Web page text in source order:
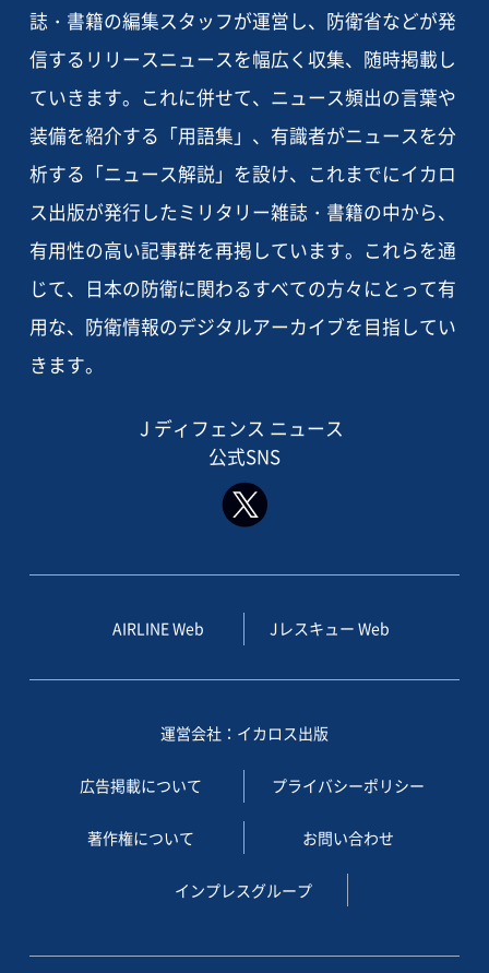
誌・書籍の編集スタッフが運営し、防衛省などが発
信するリリースニュースを幅広く収集、随時掲載し
ていきます。これに併せて、ニュース頻出の言葉や
装備を紹介する「用語集」、有識者がニュースを分
析する「ニュース解説」を設け、これまでにイカロ
ス出版が発行したミリタリー雑誌・書籍の中から、
有用性の高い記事群を再掲しています。これらを通
じて、日本の防衛に関わるすべての方々にとって有
用な、防衛情報のデジタルアーカイブを目指してい
きます。
J ディフェンス ニュース
公式SNS
AIRLINE Web Jレスキュー Web
運営会社：イカロス出版
広告掲載について プライバシーポリシー
著作権について お問い合わせ
インプレスグループ